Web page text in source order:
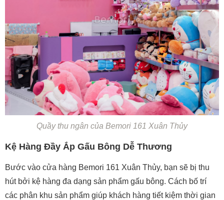
Quầy thu ngân của Bemori 161 Xuân Thủy
Kệ Hàng Đầy Ắp Gấu Bông Dễ Thương
Bước vào cửa hàng Bemori 161 Xuân Thủy, bạn sẽ bị thu
hút bởi kệ hàng đa dạng sản phẩm gấu bông. Cách bố trí
các phân khu sản phẩm giúp khách hàng tiết kiệm thời gian